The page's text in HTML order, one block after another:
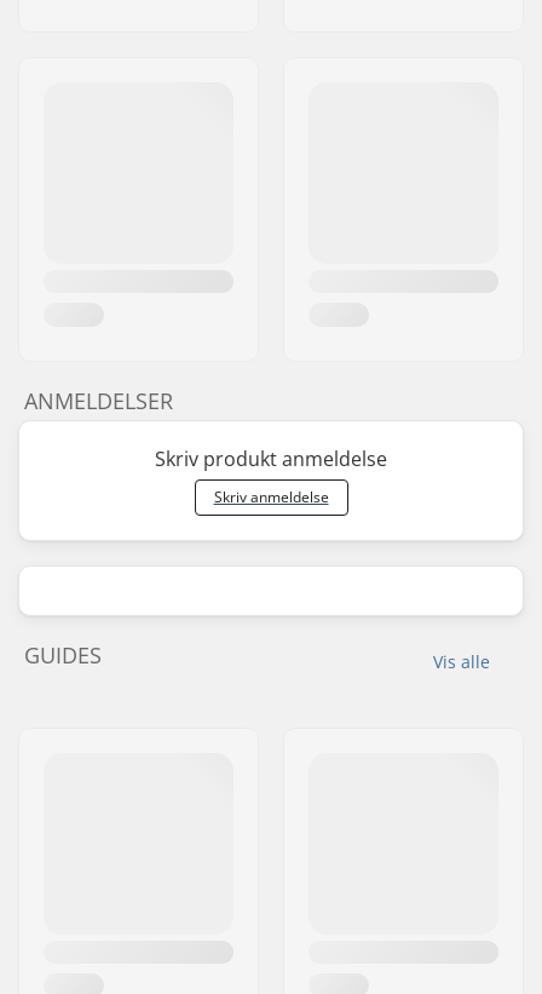
ANMELDELSER
Skriv produkt anmeldelse
Skriv anmeldelse
Vis alle
GUIDES